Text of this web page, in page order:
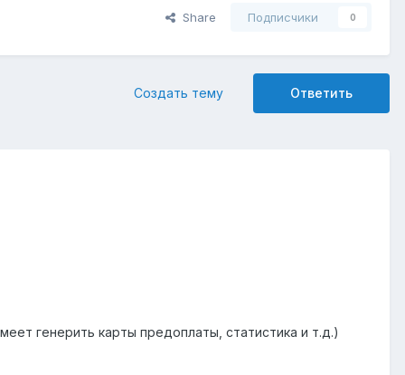
Share Подписчики 0
Ответить
Создать тему
генерить карты предоплаты, статистика и т.д.)